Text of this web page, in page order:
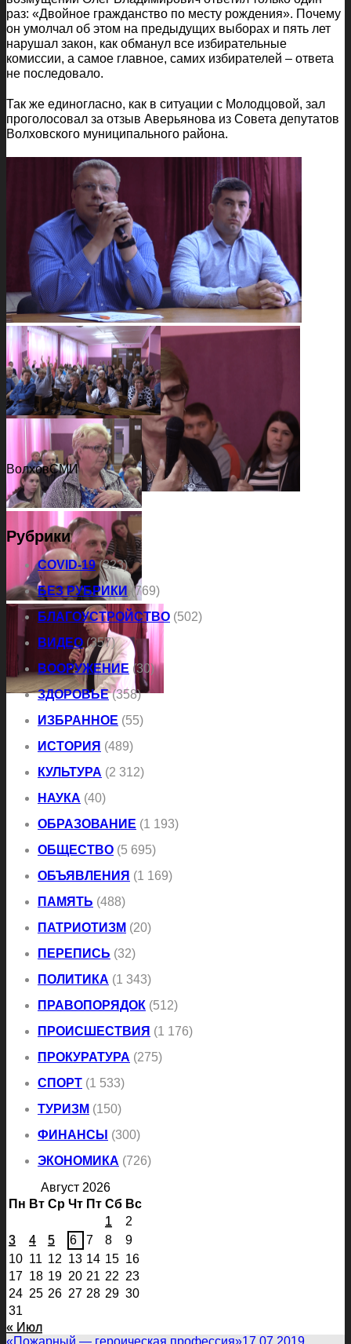
раз: «Двойное гражданство по месту рождения». Почему
он умолчал об этом на предыдущих выборах и пять лет
нарушал закон, как обманул все избирательные
комиссии, а самое главное, самих избирателей – ответа
не последовало.
Так же единогласно, как в ситуации с Молодцовой, зал
проголосовал за отзыв Аверьянова из Совета депутатов
Волховского муниципального района.
ВолховСМИ
Рубрики
COVID-19(323)
БЕЗ РУБРИКИ (769)
БЛАГОУСТРОЙСТВО (502)
ВИДЕО(357)
ВООРУЖЕНИЕ (30)
ЗДОРОВЬЕ(358)
ИЗБРАННОЕ (55)
ИСТОРИЯ (489)
КУЛЬТУРА (2 312)
НАУКА (40)
ОБРАЗОВАНИЕ (1 193)
ОБЩЕСТВО (5 695)
ОБЪЯВЛЕНИЯ (1 169)
ПАМЯТЬ (488)
ПАТРИОТИЗМ (20)
ПЕРЕПИСЬ (32)
ПОЛИТИКА (1 343)
ПРАВОПОРЯДОК (512)
ПРОИСШЕСТВИЯ (1 176)
ПРОКУРАТУРА (275)
СПОРТ (1 533)
ТУРИЗМ (150)
ФИНАНСЫ (300)
ЭКОНОМИКА (726)
Август 2026
Пн Вт Ср Чт Пт Сб Вс
1
2
3
4 5 6 7 8
9
10 11 12 13 14 15 16
17 18 19 20 21 22 23
24 25 26 27 28 29 30
31
« Июл